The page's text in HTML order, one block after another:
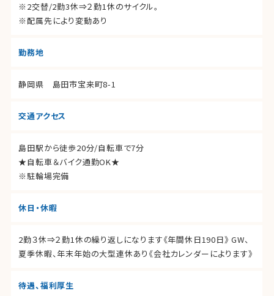
※2交替/2勤3休⇒２勤1休のサイクル。
※配属先により変動あり
勤務地
静岡県 島田市宝来町8-1
交通アクセス
島田駅から徒歩20分/自転車で7分
★自転車＆バイク通勤OK★
※駐輪場完備
休日・休暇
2勤３休⇒２勤1休の繰り返しになります《年間休日190日》 GW、
夏季休暇、年末年始の大型連休あり《会社カレンダーによります》
待遇、福利厚生